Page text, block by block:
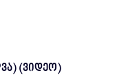
(ვიდეო)